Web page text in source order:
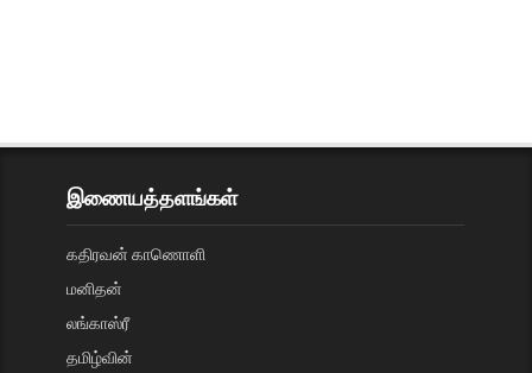
இணையத்தளங்கள்
கதிரவன் காணொளி
மனிதன்
லங்காஸ்ரீ
தமிழ்வின்